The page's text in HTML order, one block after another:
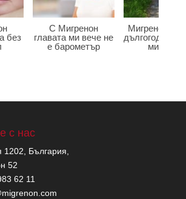
без
С Мигренон
главата ми вече не
е барометър
Мигренон
мигрена
с нас
България,
52
62 11